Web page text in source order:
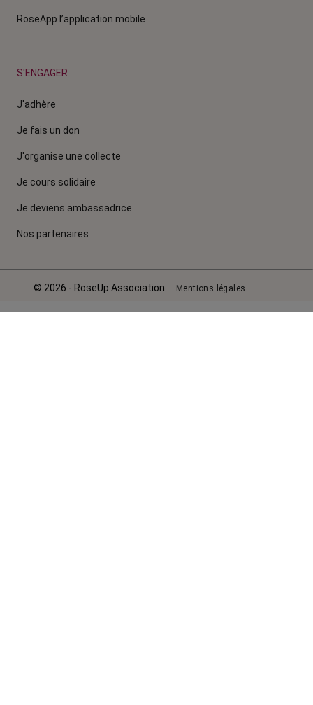
RoseApp l’application mobile
S'ENGAGER
J'adhère
Je fais un don
J'organise une collecte
Je cours solidaire
Je deviens ambassadrice
Nos partenaires
© 2026 - RoseUp Association Mentions légales